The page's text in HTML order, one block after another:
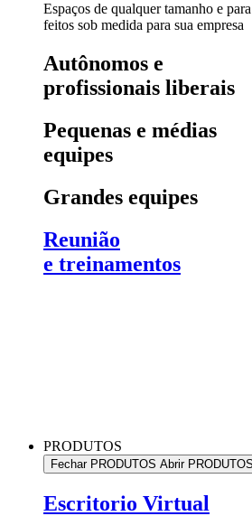
Espaços de qualquer tamanho e
feitos sob medida para sua empresa
Autônomos e
profissionais liberais
Pequenas e médias
equipes
Grandes equipes
Reunião
e treinamentos
PRODUTOS
Fechar PRODUTOS Abrir PRODUTOS
Escritorio Virtual